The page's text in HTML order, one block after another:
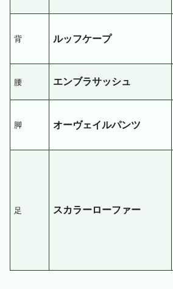
背 ルッフケープ
腰 エンブラサッシュ
脚 オーヴェイルパンツ
足 スカラーローファー